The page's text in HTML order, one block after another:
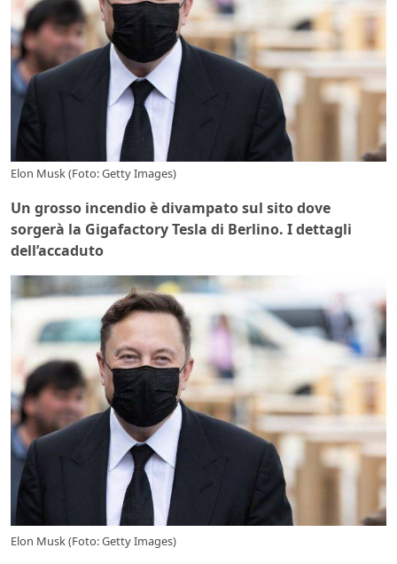
Elon Musk (Foto: Getty Images)
Un grosso incendio è divampato sul sito dove
sorgerà la Gigafactory Tesla di Berlino. I dettagli
dell’accaduto
Elon Musk (Foto: Getty Images)